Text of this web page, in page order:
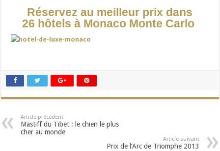
Réservez au meilleur prix dans
26 hôtels à Monaco Monte Carlo
Article précédent
Mastiff du Tibet : le chien le plus
cher au monde
Article suivant
Prix de l’Arc de Triomphe 2013